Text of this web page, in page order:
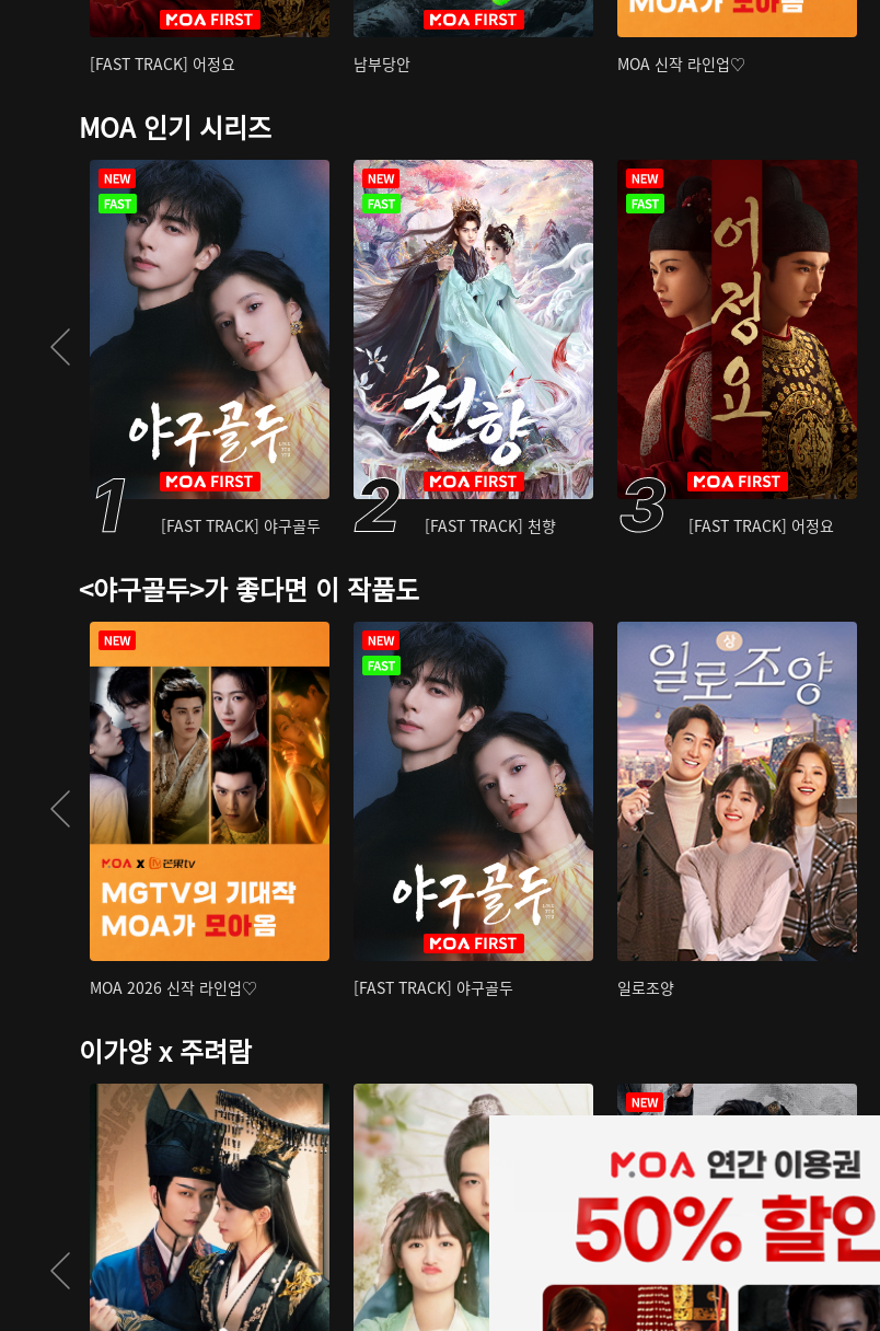
[FAST TRACK] 어정요 남부당안 MOA 신작 라인업♡
MOA 인기 시리즈
[FAST TRACK] 야구골두 [FAST TRACK] 천향 [FAST TRACK] 어정요
<야구골두>가 좋다면 이 작품도
MOA 2026 신작 라인업♡ [FAST TRACK] 야구골두 일로조양
이가양 x 주려람